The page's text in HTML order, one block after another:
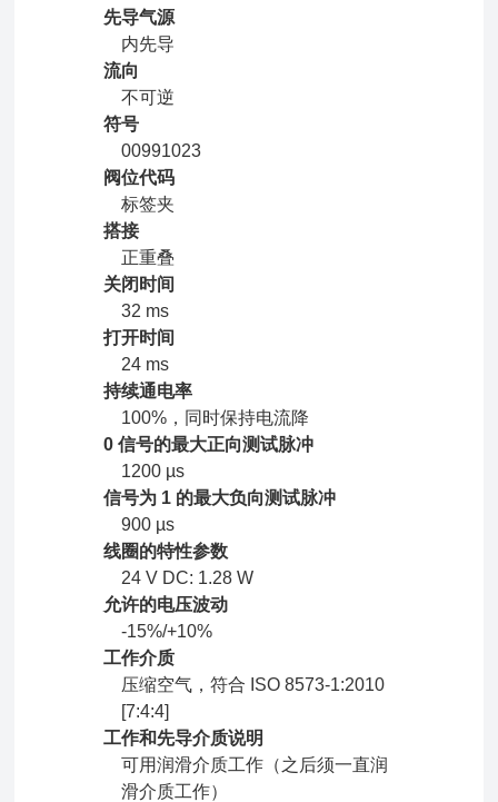
先导气源
内先导
流向
不可逆
符号
00991023
阀位代码
标签夹
搭接
正重叠
关闭时间
32 ms
打开时间
24 ms
持续通电率
100%，同时保持电流降
0 信号的最大正向测试脉冲
1200 µs
信号为 1 的最大负向测试脉冲
900 µs
线圈的特性参数
24 V DC: 1.28 W
允许的电压波动
-15%/+10%
工作介质
压缩空气，符合 ISO 8573-1:2010
[7:4:4]
工作和先导介质说明
可用润滑介质工作（之后须一直润
滑介质工作）